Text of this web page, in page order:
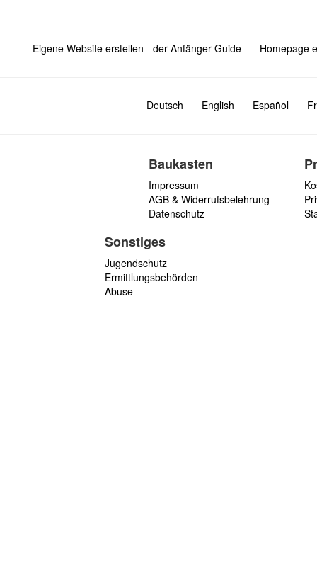
Eigene Website erstellen - der Anfänger Guide Homepage
Deutsch English Español
Baukasten
Impressum
AGB & Widerrufsbelehrung
Datenschutz
Sonstiges
Jugendschutz
Ermittlungsbehörden
Abuse